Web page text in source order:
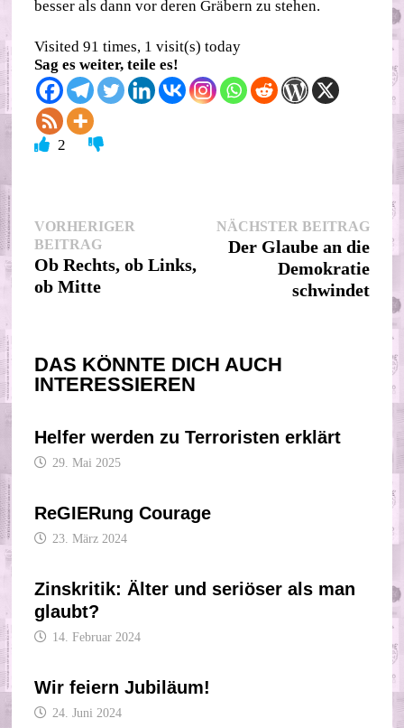
besser als dann vor deren Gräbern zu stehen.
Visited 91 times, 1 visit(s) today
Sag es weiter, teile es!
2
Beitragsnavigation
VORHERIGER
BEITRAGVorheriger
Beitrag:
Ob Rechts, ob Links,
ob Mitte
NÄCHSTER BEITRAG
Der Glaube an die
Demokratie
schwindet
DAS KÖNNTE DICH AUCH
INTERESSIEREN
Helfer werden zu Terroristen erklärt
29. Mai 2025
ReGIERung Courage
23. März 2024
Zinskritik: Älter und seriöser als man
glaubt?
14. Februar 2024
Wir feiern Jubiläum!
24. Juni 2024